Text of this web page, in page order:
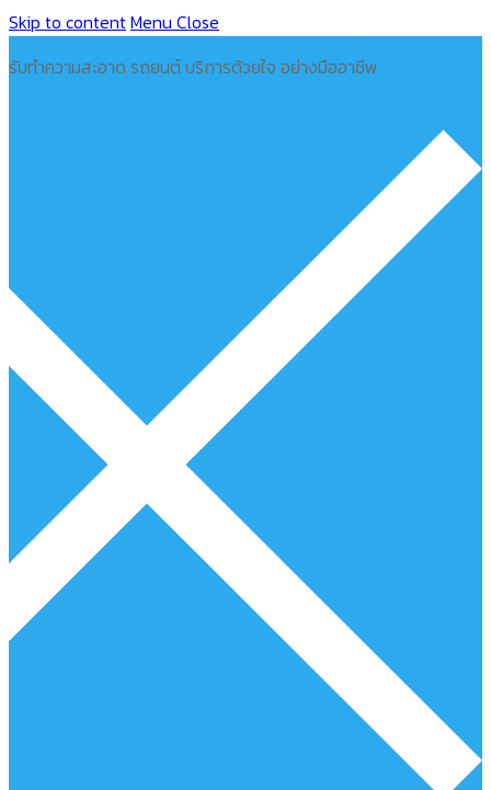
Skip to contentMenu Close
รับทำความสะอาด รถยนต์ บริการด้วยใจ อย่างมืออาชีพ